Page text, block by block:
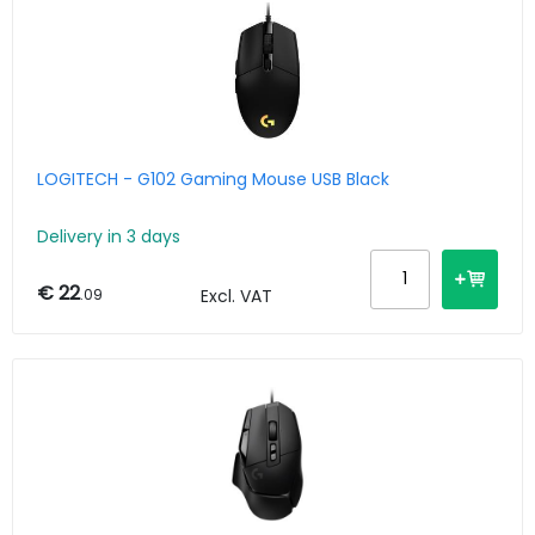
LOGITECH - G102 Gaming Mouse USB Black
Delivery in 3 days
€ 22.09 Excl. VAT